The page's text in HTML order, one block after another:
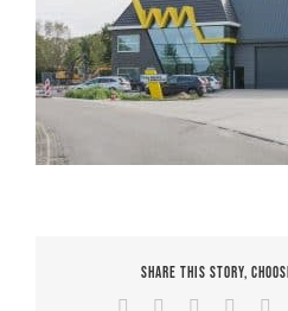
Share This Story,
Facebook Reddit